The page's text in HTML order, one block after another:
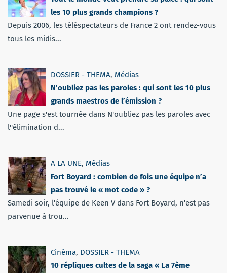
les 10 plus grands champions ?
Depuis 2006, les téléspectateurs de France 2 ont rendez-vous
tous les midis...
DOSSIER - THEMA, Médias
N’oubliez pas les paroles : qui sont les 10 plus
grands maestros de l’émission ?
Une page s'est tournée dans N'oubliez pas les paroles avec
l''élimination d...
A LA UNE, Médias
Fort Boyard : combien de fois une équipe n’a
pas trouvé le « mot code » ?
Samedi soir, l'équipe de Keen V dans Fort Boyard, n'est pas
parvenue à trou...
Cinéma, DOSSIER - THEMA
10 répliques cultes de la saga « La 7ème